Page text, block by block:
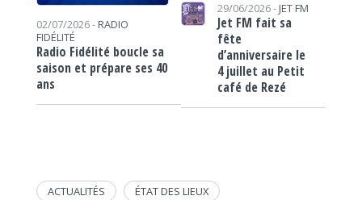
02/07/2026 - RADIO
FIDÉLITÉ
Radio Fidélité boucle sa
saison et prépare ses 40
ans
29/06/2026 - JET FM
Jet FM fait sa
fête
d’anniversaire le
4 juillet au Petit
café de Rezé
ACTUALITÉS
ÉTAT DES LIEUX